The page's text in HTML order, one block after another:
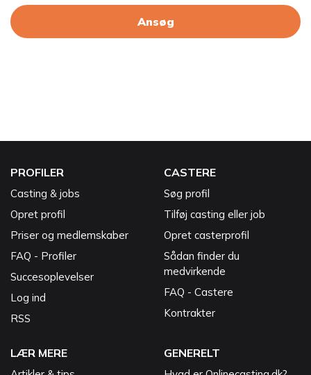
Ansøg
PROFILER
Casting & jobs
Opret profil
Priser og medlemskaber
FAQ - Profiler
Succesoplevelser
Log ind
RSS
CASTERE
Søg profil
Tilføj casting eller job
Opret casterprofil
Sådan finder du
medvirkende
FAQ - Castere
Kontrakter
LÆR MERE GENERELT